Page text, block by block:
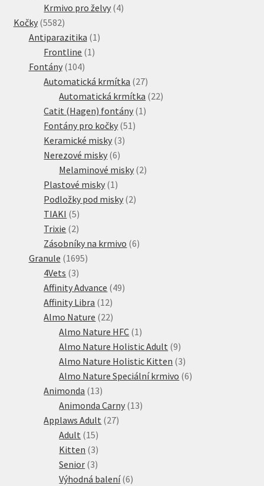
produkty
Krmivo pro želvy 44
Kočky 55825582
produktů
Antiparazitika 1 1
Frontline 1 1
Fontány 104104
produktů
Automatická krmítka 2727
produktů
Automatická krmítka 2222
Catit (Hagen) fontány 1 1
Fontány pro kočky 51 51
Keramické misky 33
Nerezové misky 66
produktů
Melaminové misky 22
Plastové misky 1 1
produkt
Podložky pod misky 22
TIAKI 55
produktů
Trixie 22
produkty
Zásobníky na krmivo 66
Granule 16951695
4Vets 33
produkty
Affinity Advance 4949
Affinity Libra 1212
produktů
Almo Nature 2222
produktů
Almo Nature HFC 1 1
produkt
Almo Nature Holistic Adult 99
produktů
Almo Nature Holistic Kitten 33
produkty
Almo Nature Speciální krmivo 66
Animonda 1313
produktů
Animonda Carny 1313
Applaws Adult 2727
Adult 1515
produktů
Kitten 33
produkty
Senior 33
produkty
Výhodná balení 66